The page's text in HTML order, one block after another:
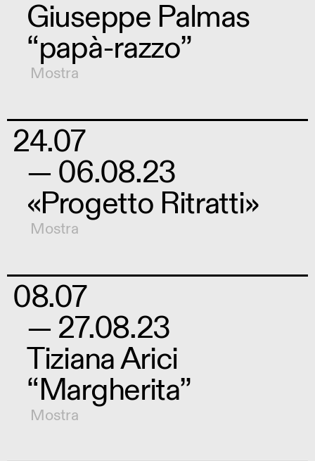
Giuseppe Palmas
“papà-razzo”
Mostra
24.07
— 06.08.23
«Progetto Ritratti»
Mostra
08.07
— 27.08.23
Tiziana Arici
“Margherita”
Mostra